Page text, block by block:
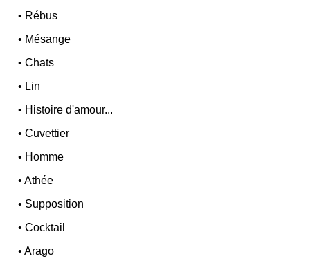
• Rébus
• Mésange
•Chats
• Lin
• Histoire d'amour...
•Cuvettier
• Homme
•Athée
• Supposition
•Cocktail
•Arago